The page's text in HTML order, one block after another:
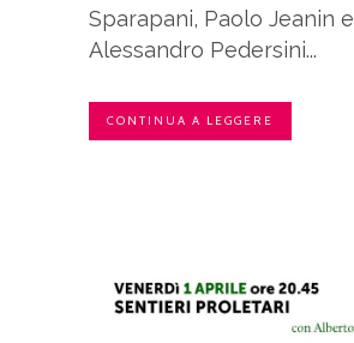
Sparapani, Paolo Jeanin e
Alessandro Pedersini...
CONTINUA A LEGGERE